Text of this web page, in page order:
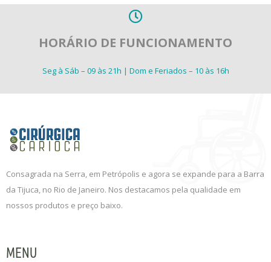
HORÁRIO DE FUNCIONAMENTO
Seg à Sáb – 09 às 21h | Dom e Feriados – 10 às 16h
Consagrada na Serra, em Petrópolis e agora se expande para a Barra
da Tijuca, no Rio de Janeiro. Nos destacamos pela qualidade em
nossos produtos e preço baixo.
MENU